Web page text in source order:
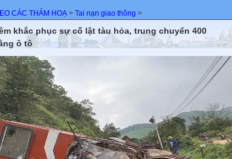
CÁC THẢM HOẠ > Tai nạn giao thông >
khắc phục sự cố lật tàu hỏa, trung chuyển 400
ô tô